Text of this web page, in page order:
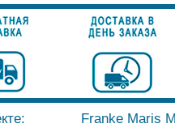
Franke Maris